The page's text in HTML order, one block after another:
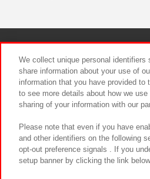
We collect unique personal
share information about your use of
information that you have provided
to see more details about how we
sharing of your information with our
Please note that even if you have
and other identifiers on the following
opt-out preference signals . If you
setup banner by clicking the link